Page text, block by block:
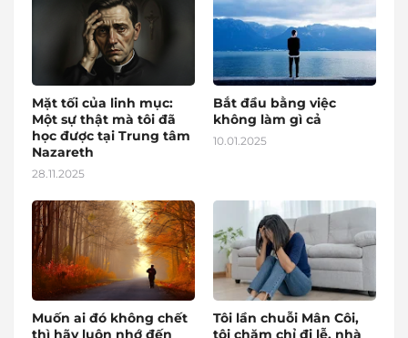
Mặt tối của linh mục:
Một sự thật mà tôi đã
học được tại Trung tâm
Nazareth
28.11.2025
Bắt đầu bằng việc
không làm gì cả
10.01.2025
Muốn ai đó không chết
thì hãy luôn nhớ đến
Tôi lần chuỗi Mân Côi,
tôi chăm chỉ đi lễ, nhà